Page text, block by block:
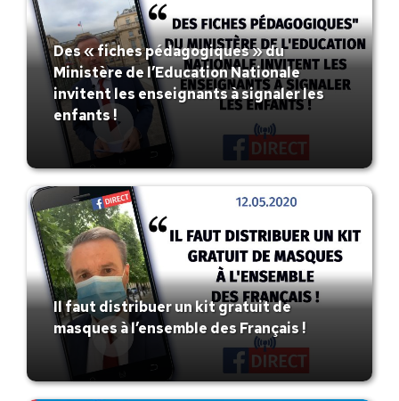
Des « fiches pédagogiques » du
Ministère de l’Education Nationale
invitent les enseignants à signaler les
enfants !
Il faut distribuer un kit gratuit de
masques à l’ensemble des Français !